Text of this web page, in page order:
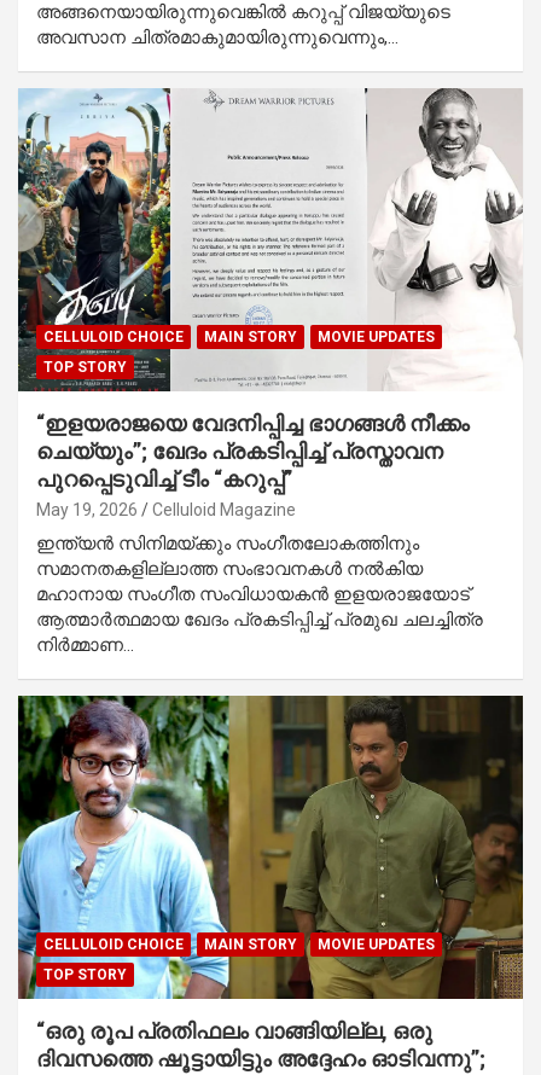
അങ്ങനെയായിരുന്നുവെങ്കിൽ കറുപ്പ് വിജയ്‌യുടെ
അവസാന ചിത്രമാകുമായിരുന്നുവെന്നും,…
CELLULOID CHOICE MAIN STORY
MOVIE UPDATES
TOP STORY
“ഇളയരാജയെ വേദനിപ്പിച്ച ഭാഗങ്ങൾ നീക്കം
ചെയ്യും”; ഖേദം പ്രകടിപ്പിച്ച് പ്രസ്താവന
പുറപ്പെടുവിച്ച് ടീം “കറുപ്പ്”
May 19, 2026 Celluloid Magazine
ഇന്ത്യൻ സിനിമയ്ക്കും സംഗീതലോകത്തിനും
സമാനതകളില്ലാത്ത സംഭാവനകൾ നൽകിയ
മഹാനായ സംഗീത സംവിധായകൻ ഇളയരാജയോട്
ആത്മാർത്ഥമായ ഖേദം പ്രകടിപ്പിച്ച് പ്രമുഖ ചലച്ചിത്ര
നിർമ്മാണ…
CELLULOID CHOICE MAIN STORY
MOVIE UPDATES
TOP STORY
“ഒരു രൂപ പ്രതിഫലം വാങ്ങിയില്ല, ഒരു
ദിവസത്തെ ഷൂട്ടായിട്ടും അദ്ദേഹം ഓടിവന്നു”;